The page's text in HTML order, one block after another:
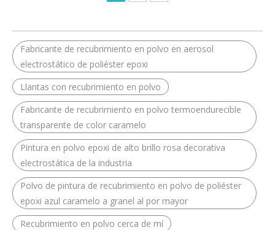
Fabricante de recubrimiento en polvo en aerosol
electrostático de poliéster epoxi
Llantas con recubrimiento en polvo
Fabricante de recubrimiento en polvo termoendurecible
transparente de color caramelo
Pintura en polvo epoxi de alto brillo rosa decorativa
electrostática de la industria
Polvo de pintura de recubrimiento en polvo de poliéster
epoxi azul caramelo a granel al por mayor
Recubrimiento en polvo cerca de mí